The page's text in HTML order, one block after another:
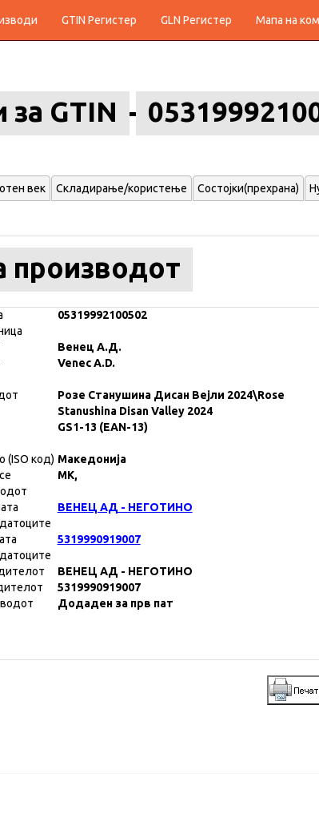
GTIN Регистер GLN Регистер Мапа на
GTIN
век Складирање/користење Состојки(прехрана)
производот
05319992100502
Венец А.Д.
Venec A.D.
Розе Станушина Дисан Вејли 2024\Rose
Stanushina Disan Valley 2024
GS1-13 (EAN-13)
(ISO код) Македонија
MK,
ВЕНЕЦ АД - НЕГОТИНО
5319990919007
ВЕНЕЦ АД - НЕГОТИНО
5319990919007
Додаден за прв пат